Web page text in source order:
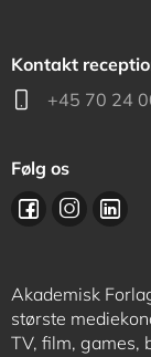
Kontakt
+45 70 24
Følg os
Akademisk
største
TV, film, games,